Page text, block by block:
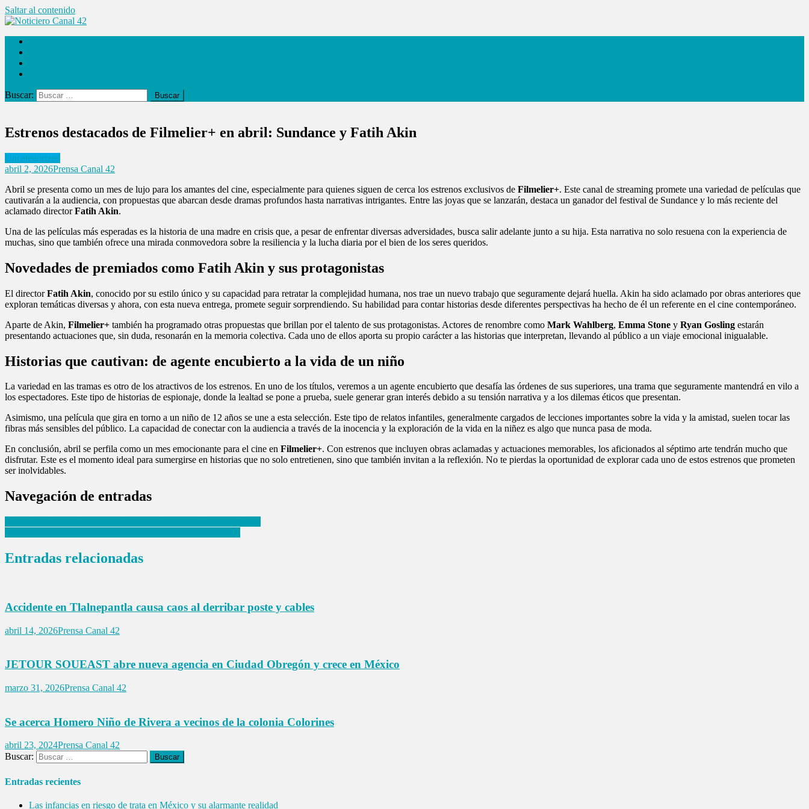
Saltar al contenido
Noticiero Canal 42
Buscar:
Estrenos destacados de Filmelier+ en abril: Sundance y Fatih Akin
Uncategorized
abril 2, 2026Prensa Canal 42
Abril se presenta como un mes de lujo para los amantes del cine, especialmente para quienes siguen de cerca los estrenos exclusivos de Filmelier+. Este canal de streaming promete una variedad de películas que
cautivarán a la audiencia, con propuestas que abarcan desde dramas profundos hasta narrativas intrigantes. Entre las joyas que se lanzarán, destaca un ganador del festival de Sundance y lo más reciente del
aclamado directorFatih Akin.
Una de las películas más esperadas es la historia de una madre en crisis que, a pesar de enfrentar diversas adversidades, busca salir adelante junto a su hija. Esta narrativa no solo resuena con la experiencia de
muchas, sino que también ofrece una mirada conmovedora sobre la resiliencia y la lucha diaria por el bien de los seres queridos.
Novedades de premiados como Fatih Akin y sus protagonistas
El directorFatih Akin, conocido por su estilo único y su capacidad para retratar la complejidad humana, nos trae un nuevo trabajo que seguramente dejará huella. Akin ha sido aclamado por obras anteriores que
exploran temáticas diversas y ahora, con esta nueva entrega, promete seguir sorprendiendo. Su habilidad para contar historias desde diferentes perspectivas ha hecho de él un referente en el cine contemporáneo.
Aparte de Akin, Filmelier+ también ha programado otras propuestas que brillan por el talento de sus protagonistas. Actores de renombre como Mark Wahlberg, Emma Stone y Ryan Gosling estarán
presentando actuaciones que, sin duda, resonarán en la memoria colectiva. Cada uno de ellos aporta su propio carácter a las historias que interpretan, llevando al público a un viaje emocional inigualable.
Historias que cautivan: de agente encubierto a la vida de un niño
La variedad en las tramas es otro de los atractivos de los estrenos. En uno de los títulos, veremos a un agente encubierto que desafía las órdenes de sus superiores, una trama que seguramente mantendrá en vilo a
los espectadores. Este tipo de historias de espionaje, donde la lealtad se pone a prueba, suele generar gran interés debido a su tensión narrativa y a los dilemas éticos que presentan.
Asimismo, una película que gira en torno a un niño de 12 años se une a esta selección. Este tipo de relatos infantiles, generalmente cargados de lecciones importantes sobre la vida y la amistad, suelen tocar las
fibras más sensibles del público. La capacidad de conectar con la audiencia a través de la inocencia y la exploración de la vida en la niñez es algo que nunca pasa de moda.
En conclusión, abril se perfila como un mes emocionante para el cine en Filmelier+. Con estrenos que incluyen obras aclamadas y actuaciones memorables, los aficionados al séptimo arte tendrán mucho que
disfrutar. Este es el momento ideal para sumergirse en historias que no solo entretienen, sino que también invitan a la reflexión. No te pierdas la oportunidad de explorar cada uno de estos estrenos que prometen
ser inolvidables.
Navegación de entradas
Entradas relacionadas
Accidente en Tlalnepantla causa caos al derribar poste y cables
abril 14, 2026Prensa Canal 42
JETOUR SOUEAST abre nueva agencia en Ciudad Obregón y crece en México
marzo 31, 2026Prensa Canal 42
Se acerca Homero Niño de Rivera a vecinos de la colonia Colorines
abril 23, 2024Prensa Canal 42
Buscar:
Entradas recientes
Las infancias en riesgo de trata en México y su alarmante realidad